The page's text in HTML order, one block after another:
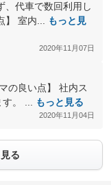
、代車で数回利用し
】 室内...
もっと見
2020年11月07日
の良い点】 社内ス
。 ...
もっと見る
2020年11月04日
る